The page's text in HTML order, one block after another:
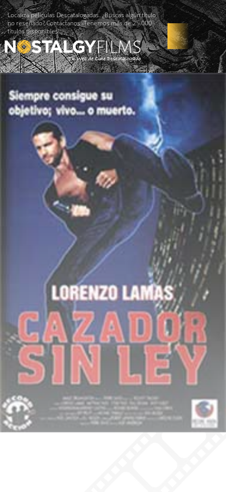
Localiza películas Descatalogadas. ¿Buscas algún título
no reseñado? Contáctanos -Tenemos más de 25.000
títulos disponibles!